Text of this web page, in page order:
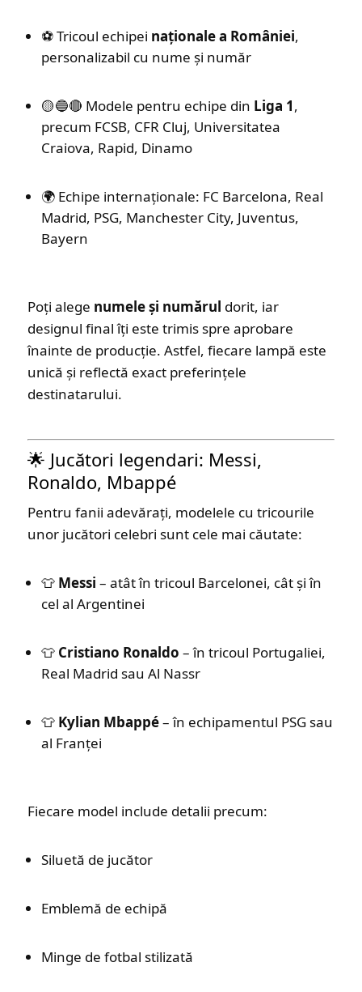
⚽ Tricoul echipei naționale a României,
personalizabil cu nume și număr
🟡🔵🔴 Modele pentru echipe din Liga 1,
precum FCSB, CFR Cluj, Universitatea
Craiova, Rapid, Dinamo
🌍 Echipe internaționale: FC Barcelona, Real
Madrid, PSG, Manchester City, Juventus,
Bayern
Poți alege numele și numărul dorit, iar
designul final îți este trimis spre aprobare
înainte de producție. Astfel, fiecare lampă este
unică și reflectă exact preferințele
destinatarului.
🌟 Jucători legendari: Messi,
Ronaldo, Mbappé
Pentru fanii adevărați, modelele cu tricourile
unor jucători celebri sunt cele mai căutate:
👕 Messi – atât în tricoul Barcelonei, cât și în
cel al Argentinei
👕 Cristiano Ronaldo – în tricoul Portugaliei,
Real Madrid sau Al Nassr
👕 Kylian Mbappé– în echipamentul PSG sau
al Franței
Fiecare model include detalii precum:
Siluetă de jucător
Emblemă de echipă
Minge de fotbal stilizată